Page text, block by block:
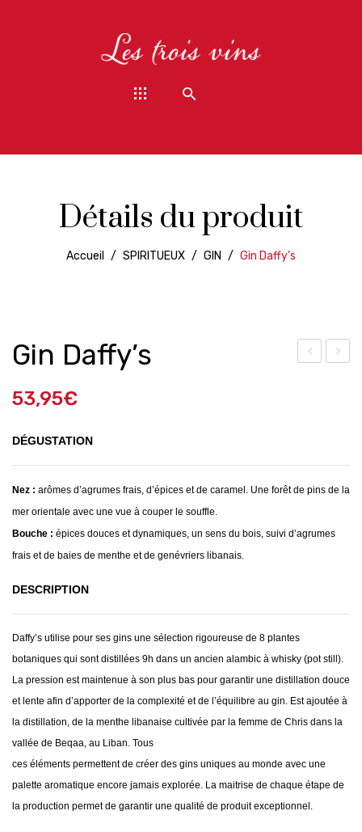
Détails du produit
Accueil / SPIRITUEUX / GIN / Gin Daffy’s
vre
&
mar
VE
Gin Daffy’s
53,95€
DÉGUSTATION
Nez : arômes d’agrumes frais, d’épices et de caramel. Une forêt de pins de la
mer orientale avec une vue à couper le souffle.
Bouche : épices douces et dynamiques, un sens du bois, suivi d’agrumes
frais et de baies de menthe et de genévriers libanais.
DESCRIPTION
Daffy’s utilise pour ses gins une sélection rigoureuse de 8 plantes
botaniques qui sont distillées 9h dans un ancien alambic à whisky (potstill).
La pression est maintenue à son plus bas pour garantir une distillation douce
et lente afin d’apporter de la complexité et de l’équilibre au gin. Est ajoutée à
la distillation, de la menthe libanaise cultivée par la femme de Chris dans la
vallée de Beqaa, au Liban. Tous
ces éléments permettent de créer des gins uniques au monde avec une
palette aromatique encore jamais explorée. La maitrise de chaque étape de
la production permet de garantir une qualité de produitexceptionnel.